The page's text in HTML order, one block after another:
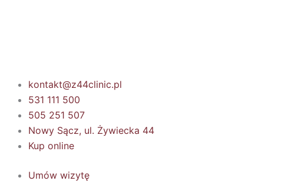
kontakt@z44clinic.pl
531 111 500
505 251 507
Nowy Sącz, ul. Żywiecka 44
Kup online
Umów wizytę